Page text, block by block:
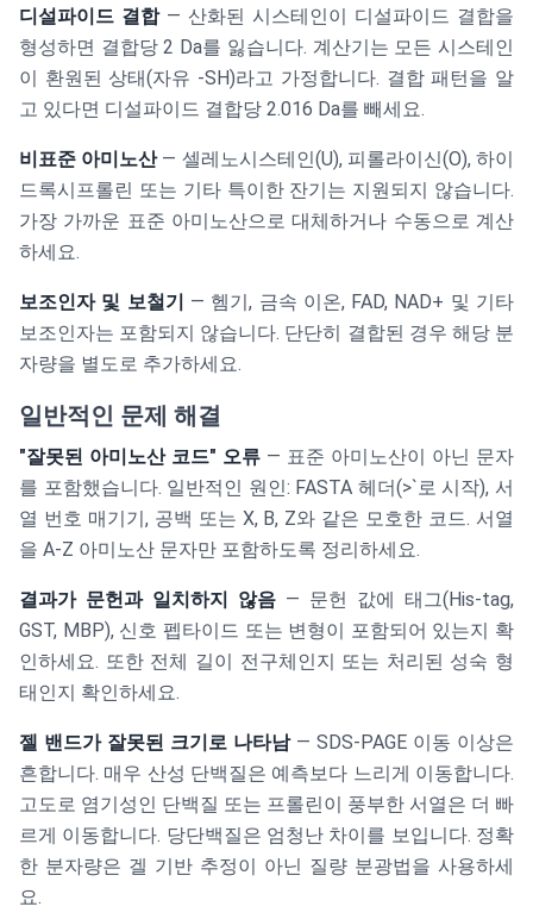
디설파이드 결합— 산화된 시스테인이 디설파이드 결합을
형성하면 결합당 2 Da를 잃습니다. 계산기는 모든 시스테인
이 환원된 상태(자유 -SH)라고 가정합니다. 결합 패턴을 알
고 있다면 디설파이드 결합당 2.016 Da를 빼세요.
비표준 아미노산— 셀레노시스테인(U), 피롤라이신(O), 하이
드록시프롤린 또는 기타 특이한 잔기는 지원되지 않습니다.
가장 가까운 표준 아미노산으로 대체하거나 수동으로 계산
하세요.
보조인자 및 보철기 — 헴기, 금속 이온, FAD, NAD+ 및 기타
보조인자는 포함되지 않습니다. 단단히 결합된 경우 해당 분
자량을 별도로 추가하세요.
일반적인 문제 해결
"잘못된 아미노산 코드" 오류 — 표준 아미노산이 아닌 문자
를 포함했습니다. 일반적인 원인: FASTA 헤더(>`로 시작), 서
열 번호 매기기, 공백 또는 X, B, Z와 같은 모호한 코드. 서열
을 A-Z 아미노산 문자만 포함하도록 정리하세요.
결과가 문헌과 일치하지 않음 — 문헌 값에 태그(His-tag,
GST, MBP), 신호 펩타이드 또는 변형이 포함되어 있는지 확
인하세요. 또한 전체 길이 전구체인지 또는 처리된 성숙 형
태인지 확인하세요.
젤 밴드가 잘못된 크기로 나타남— SDS-PAGE 이동 이상은
흔합니다. 매우 산성 단백질은 예측보다 느리게 이동합니다.
고도로 염기성인 단백질 또는 프롤린이 풍부한 서열은 더 빠
르게 이동합니다. 당단백질은 엄청난 차이를 보입니다. 정확
한 분자량은 겔 기반 추정이 아닌 질량 분광법을 사용하세
요.